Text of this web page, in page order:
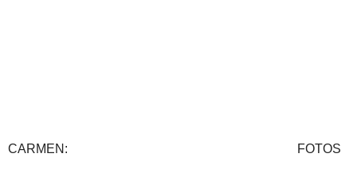
CARMEN: FOTOS